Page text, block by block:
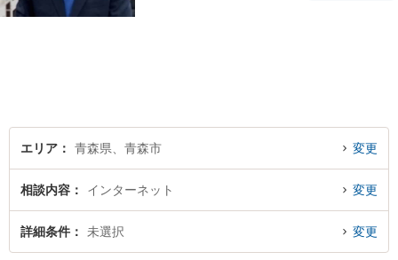
エリア 青森県、青森市 変更
相談内容 インターネット 変更
詳細条件 未選択 変更